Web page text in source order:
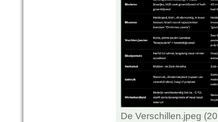
De Verschillen.jpeg